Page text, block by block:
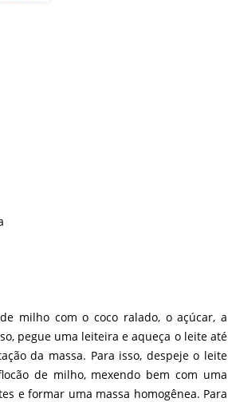
milho com o coco ralado, o açúcar, a
pegue uma leiteira e aqueça o leite até
da massa. Para isso, despeje o leite
de milho, mexendo bem com uma
e formar uma massa homogênea. Para